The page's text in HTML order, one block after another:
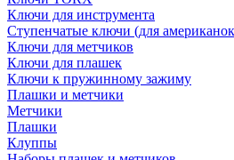
Ключи для инструмента
Ступенчатые ключи (для
Ключи для метчиков
Ключи для плашек
Ключи к пружинному зажиму
Плашки и метчики
Метчики
Плашки
Клуппы